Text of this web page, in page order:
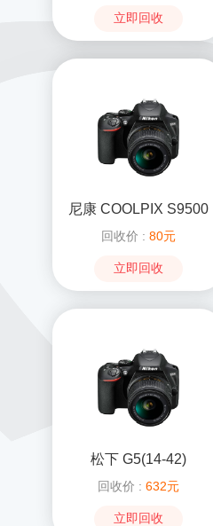
立即回收
尼康 COOLPIX S9500
回收价 : 80元
立即回收
松下 G5(14-42)
回收价 : 632元
立即回收